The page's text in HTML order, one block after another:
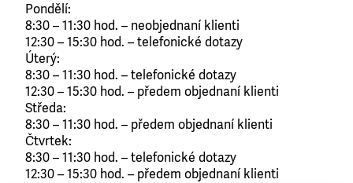
Pondělí:
8:30 – 11:30 hod. – neobjednaní klienti
12:30 – 15:30 hod. – telefonické dotazy
Úterý:
8:30 – 11:30 hod. – telefonické dotazy
12:30 – 15:30 hod. – předem objednaní klienti
Středa:
8:30 – 11:30 hod. – předem objednaní klienti
Čtvrtek:
8:30 – 11:30 hod. – telefonické dotazy
12:30 – 15:30 hod. – předem objednaní klienti